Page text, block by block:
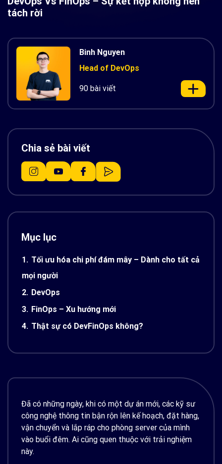
tách rời
Binh Nguyen
Head of DevOps
90 bài viết
Chia sẻ bài viết
Mục lục
1. Tối ưu hóa chi phí đám mây – Dành cho tất cả
mọi người
2. DevOps
3. FinOps – Xu hướng mới
4. Thật sự có DevFinOps không?
Đã có những ngày, khi có một dự án mới, các kỹ sư
công nghệ thông tin bận rộn lên kế hoạch, đặt hàng,
vận chuyển và lắp ráp cho phòng server của mình
vào buổi đêm. Ai cũng quen thuộc với trải nghiệm
này.